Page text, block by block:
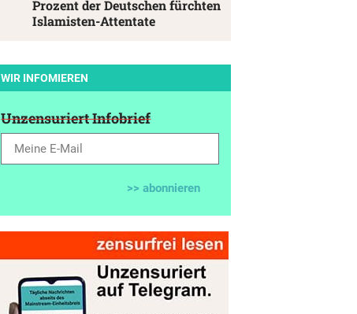
Prozent der Deutschen fürchten
Islamisten-Attentate
WIR INFOMIEREN
Unzensuriert Infobrief
>> abonnieren